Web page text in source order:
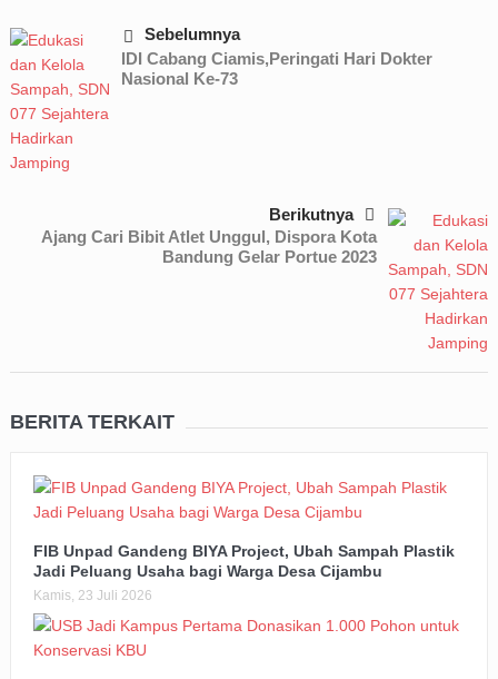
Sebelumnya
IDI Cabang Ciamis,Peringati Hari Dokter
Nasional Ke-73
Berikutnya
Ajang Cari Bibit Atlet Unggul, Dispora Kota
Bandung Gelar Portue 2023
BERITA TERKAIT
FIB Unpad Gandeng BIYA Project, Ubah Sampah Plastik
Jadi Peluang Usaha bagi Warga Desa Cijambu
Kamis, 23 Juli 2026